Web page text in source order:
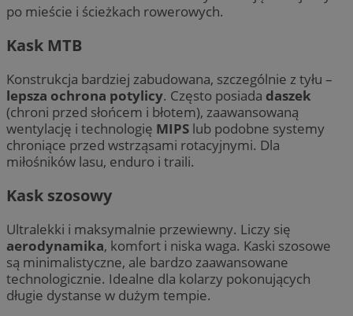
po mieście i ścieżkach rowerowych.
Kask MTB
Konstrukcja bardziej zabudowana, szczególnie z tyłu –
lepsza ochrona potylicy. Często posiada daszek
(chroni przed słońcem i błotem), zaawansowaną
wentylację i technologię MIPS lub podobne systemy
chroniące przed wstrząsami rotacyjnymi. Dla
miłośników lasu, enduro i traili.
Kask szosowy
Ultralekki i maksymalnie przewiewny. Liczy się
aerodynamika, komfort i niska waga. Kaski szosowe
są minimalistyczne, ale bardzo zaawansowane
technologicznie. Idealne dla kolarzy pokonujących
długie dystanse w dużym tempie.